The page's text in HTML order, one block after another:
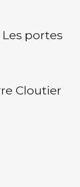
portes
Cloutier